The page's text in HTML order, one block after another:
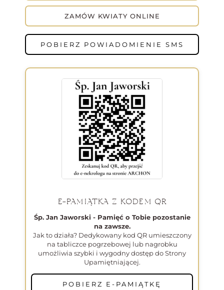
ZAMÓW KWIATY ONLINE
POBIERZ POWIADOMIENIE SMS
E-PAMIĄTKA Z KODEM QR
Śp. Jan Jaworski - Pamięć o Tobie pozostanie
na zawsze.
Jak to działa? Dedykowany kod QR umieszczony
na tabliczce pogrzebowej lub nagrobku
umożliwia szybki i wygodny dostęp do Strony
Upamiętniającej.
POBIERZ E-PAMIĄTKĘ